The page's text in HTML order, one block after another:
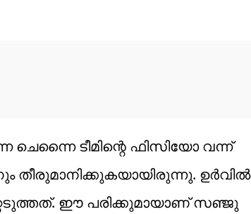
ടീമിന്റെ ഫിസിയോ വന്ന്
തീരുമാനിക്കുകയായിരുന്നു. ഉർവിൽ
ഈ പരിക്കുമായാണ് സഞ്ജു